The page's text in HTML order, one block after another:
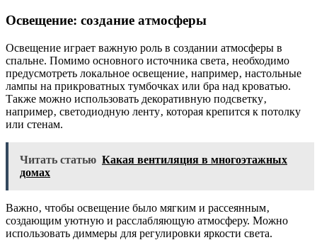
Освещение: создание атмосферы
Освещение играет важную роль в создании атмосферы в
спальне. Помимо основного источника света‚ необходимо
предусмотреть локальное освещение‚ например‚ настольные
лампы на прикроватных тумбочках или бра над кроватью.
Также можно использовать декоративную подсветку‚
например‚ светодиодную ленту‚ которая крепится к потолку
или стенам.
Читать статью Какая вентиляция в многоэтажных
домах
Важно‚ чтобы освещение было мягким и рассеянным‚
создающим уютную и расслабляющую атмосферу. Можно
использовать диммеры для регулировки яркости света.